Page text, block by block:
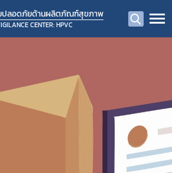
มปลอดภัยด้านผลิตภัณฑ์สุขภาพ
CENTER: HPVC